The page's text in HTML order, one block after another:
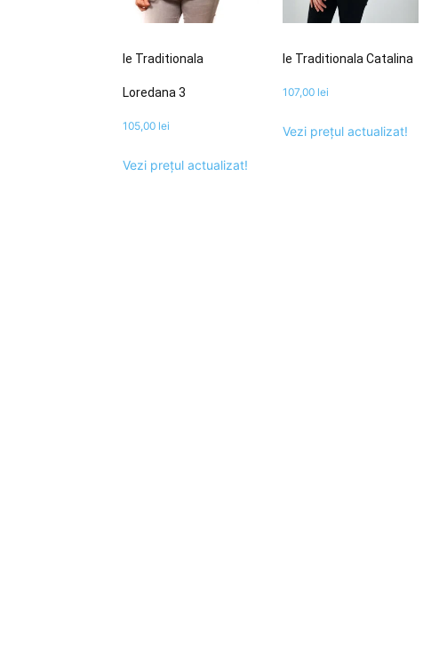
Ie Traditionala
Loredana 3
105,00 lei
Vezi prețul actualizat!
Ie Traditionala Catalina
107,00 lei
Vezi prețul actualizat!